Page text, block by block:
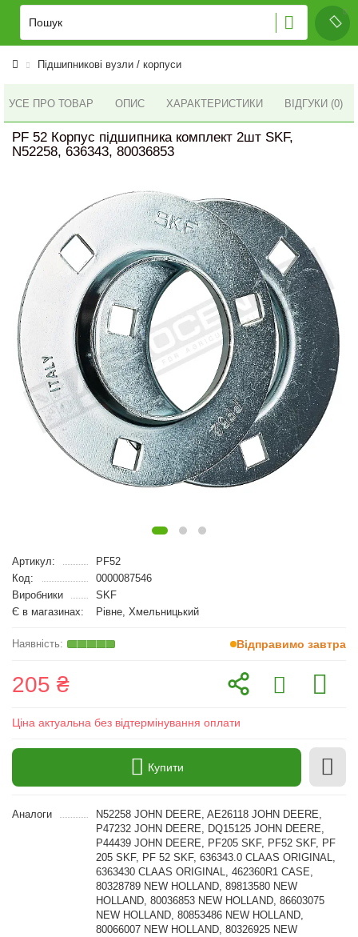
Підшипникові вузли / корпуси
УСЕ ПРО ТОВАР ОПИС ХАРАКТЕРИСТИКИ ВІДГУКИ (0)
PF 52 Корпус підшипника комплект 2шт SKF,
N52258, 636343, 80036853
Артикул:
PF52
Код:
0000087546
Виробники
SKF
Є в магазинах:
Рівне, Хмельницький
Відправимо завтра
205 ₴
Ціна актуальна без відтермінування оплати
Купити
Аналоги
N52258 JOHN DEERE, AE26118 JOHN DEERE,
P47232 JOHN DEERE, DQ15125 JOHN DEERE,
P44439 JOHN DEERE, PF205 SKF, PF52 SKF, PF
205 SKF, PF 52 SKF, 636343.0 CLAAS ORIGINAL,
6363430 CLAAS ORIGINAL, 462360R1 CASE,
80328789 NEW HOLLAND, 89813580 NEW
HOLLAND, 80036853 NEW HOLLAND, 86603075
NEW HOLLAND, 80853486 NEW HOLLAND,
80066007 NEW HOLLAND, 80326925 NEW